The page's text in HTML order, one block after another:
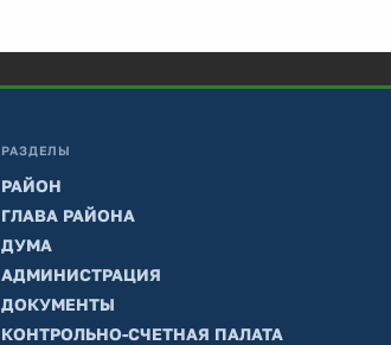
РАЗДЕЛЫ
РАЙОН
ГЛАВА РАЙОНА
ДУМА
АДМИНИСТРАЦИЯ
ДОКУМЕНТЫ
КОНТРОЛЬНО-СЧЕТНАЯ ПАЛАТА